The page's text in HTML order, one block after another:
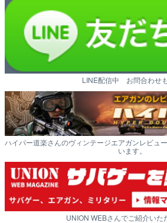
LINE配信中 お問合わせ
ハイパー道楽さんのヴィンテージエアガンレビュ
います。
UNION WEBさんでご紹介いた